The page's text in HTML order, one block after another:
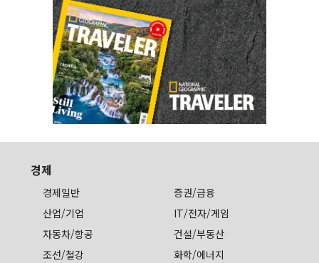
경제
경제일반
증권/금융
산업/기업
IT/전자/게임
자동차/항공
건설/부동산
조선/철강
화학/에너지